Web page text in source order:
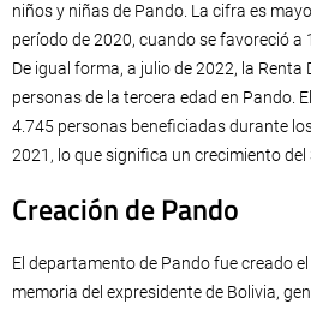
niños y niñas de Pando. La cifra es
período de 2020, cuando se favoreció a
De igual forma, a julio de 2022, la
personas de la tercera edad en Pando.
4.745 personas beneficiadas durante
2021, lo que significa un crecimiento del
Creación de Pando
El departamento de Pando fue creado
memoria del expresidente de Bolivia,